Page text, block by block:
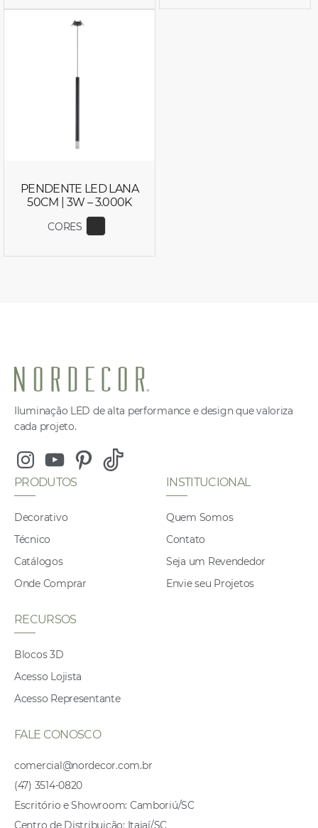
PENDENTE LED LANA
50CM | 3W – 3.000K
CORES EXIBIR COR 2692
Iluminação LED de alta performance e design que valoriza
cada projeto.
InstagramYoutubePinterest
Tiktok
PRODUTOS
Decorativo
Técnico
Catálogos
Onde Comprar
INSTITUCIONAL
Quem Somos
Contato
Seja um Revendedor
Envie seu Projetos
RECURSOS
Blocos 3D
Acesso Lojista
Acesso Representante
FALE CONOSCO
comercial@nordecor.com.br
(47) 3514-0820
Escritório e Showroom: Camboriú/SC
Centro de Distribuição: Itajaí/SC